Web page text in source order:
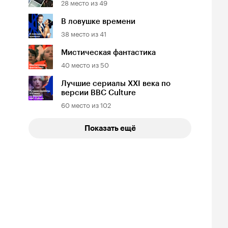
6.4
2026, фантастика
В ловушке времени
38 место из41
Мистическая фантастика
40 место из 50
Лучшие сериалы XXI века по
версии BBC Culture
60 место из102
Показать ещё